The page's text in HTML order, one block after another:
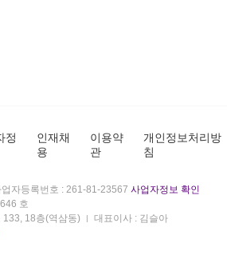
정
인재채
용
이용약
관
개인정보처리방
침
업자등록번호 : 261-81-23567 사업자정보 확인
호
133, 18층(역삼동)
대표이사 : 김슬아